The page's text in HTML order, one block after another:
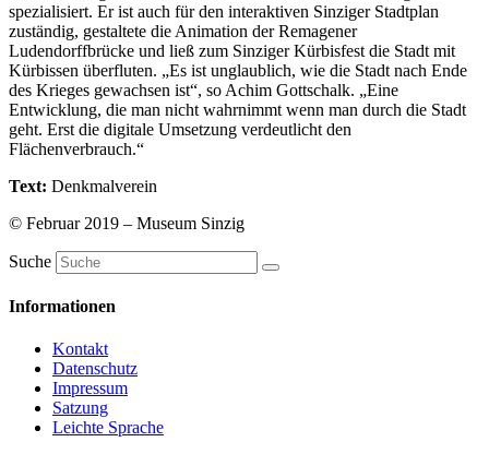
spezialisiert. Er ist auch für den interaktiven Sinziger Stadtplan
zuständig, gestaltete die Animation der Remagener
Ludendorffbrücke und ließ zum Sinziger Kürbisfest die Stadt mit
Kürbissen überfluten. „Es ist unglaublich, wie die Stadt nach Ende
des Krieges gewachsen ist“, so Achim Gottschalk. „Eine
Entwicklung, die man nicht wahrnimmt wenn man durch die Stadt
geht. Erst die digitale Umsetzung verdeutlicht den
Flächenverbrauch.“
Text: Denkmalverein
© Februar 2019 – Museum Sinzig
Suche
Informationen
Kontakt
Datenschutz
Impressum
Satzung
Leichte Sprache